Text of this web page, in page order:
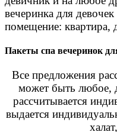
вечеринка для
помещение: квартира,
Пакеты спа вечеринок
Все предложения
может быть любое,
рассчитывается
выдается